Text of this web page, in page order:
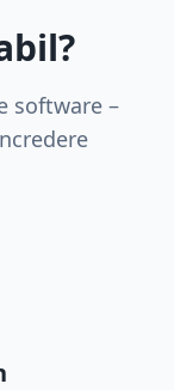
software –